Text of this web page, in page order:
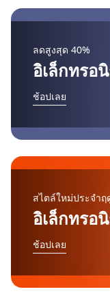
ลดสูงสุด 40%
อิเล็กทรอ
ช้อปเลย
สไตล์ใหม่ประจำฤ
อิเล็กทรอ
ช้อปเลย